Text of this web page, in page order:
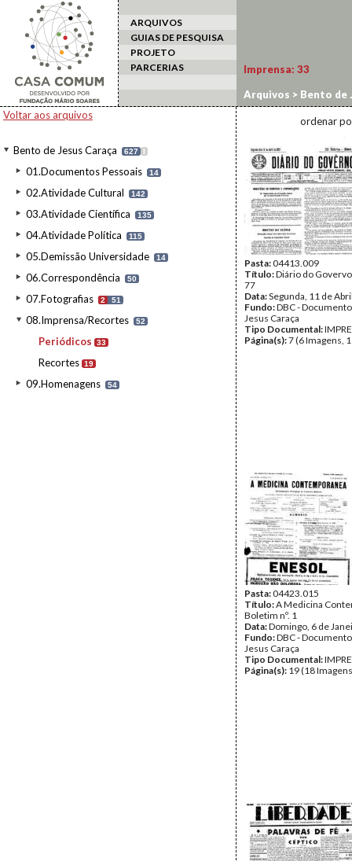
ARQUIVOS
GUIAS DE PESQUISA
PROJETO
PARCERIAS
Voltar aos arquivos
Bento de Jesus Caraça 627 I
01.Documentos Pessoais 14
02.Atividade Cultural 142
03.Atividade Científica 135
04.Atividade Política 115
05.Demissão Universidade 14
06.Correspondência 50
07.Fotografias 2 51
08.Imprensa/Recortes 52
Periódicos 33
Recortes 19
09.Homenagens 54
Imprensa: 33
Arquivos > Bento de
ordenar
Pasta:04413.009
Título:Diário do
77
Data:Segunda, 11 de
Fundo:DBC -
Jesus Caraça
Tipo Documental:
Página(s):7 (6 Imagens,
Pasta:04423.015
Título:A Medicina
Boletim nº. 1
Data:Domingo, 6 de
Fundo:DBC -
Jesus Caraça
Tipo Documental:
Página(s): 19 (18